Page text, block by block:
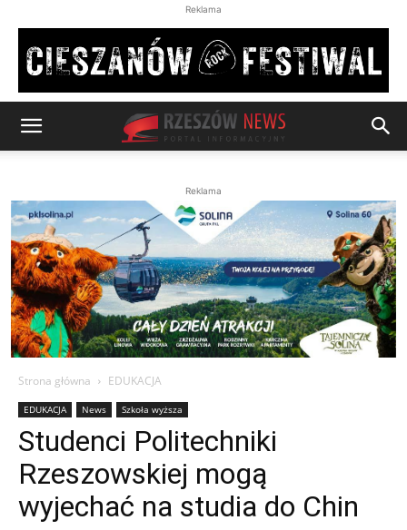
Reklama
Reklama
Strona główna EDUKACJA
EDUKACJA News Szkoła wyższa
Studenci Politechniki
Rzeszowskiej mogą
wyjechać na studia do Chin